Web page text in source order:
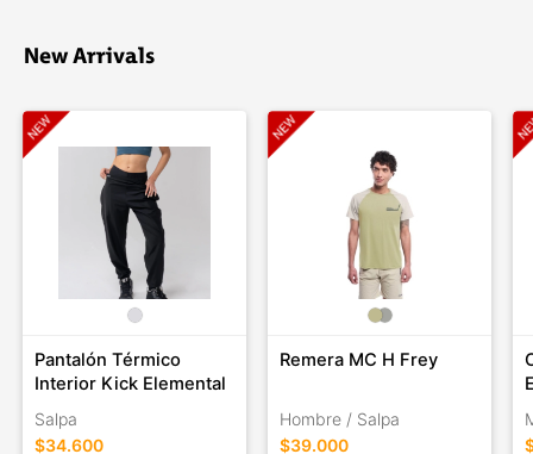
New Arrivals
Pantalón Térmico
Interior Kick Elemental
Salpa
$34.600
Remera MC H Frey
Hombre / Salpa
$39.000